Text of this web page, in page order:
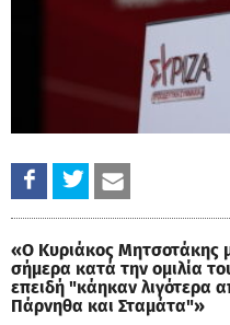
«Ο Κυριάκος Μητσοτάκης
σήμερα κατά την ομιλία
επειδή "κάηκαν λιγότερα
Πάρνηθα και Σταμάτα"»